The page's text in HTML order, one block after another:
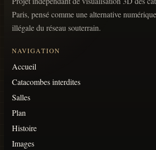
Paris, pensé comme une alternative
illégale du réseau souterrain.
NAVIGATION
Accueil
Catacombes interdites
Salles
Plan
Histoire
Images